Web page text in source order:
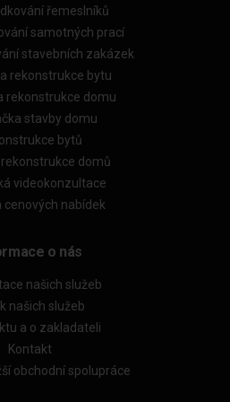
řemeslníků
samotných prací
stavebních zakázek
rekonstrukce bytu
rekonstrukce domu
stavby domu
bytů
domů
videokonzultace
cenových nabídek
o nás
našich služeb
našich služeb
a o zakladateli
Kontakt
obchodní spolupráce